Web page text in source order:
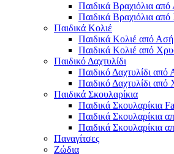
Παιδικά Βραχιόλια από
Παιδικά Βραχιόλια
Παιδικά Κολιέ
Παιδικά Κολιέ από
Παιδικά Κολιέ από
Παιδικό Δαχτυλίδι
Παιδικό Δαχτυλίδι από
Παιδικό Δαχτυλίδι
Παιδικά Σκουλαρίκια
Παιδικά Σκουλαρίκια
Παιδικά Σκουλαρίκια
Παιδικά Σκουλαρίκια
Παναγίτσες
Ζώδια